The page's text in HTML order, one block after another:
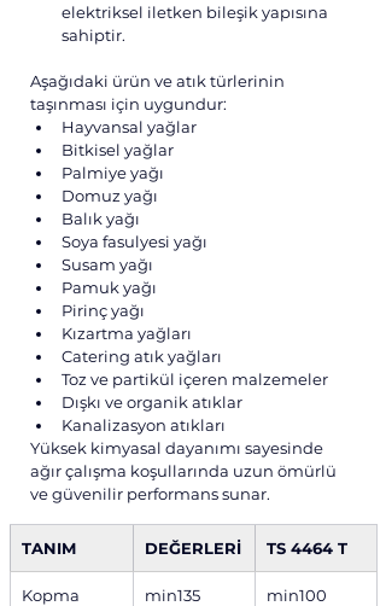
elektriksel iletken bileşik yapısına
sahiptir.
Aşağıdaki ürün ve atık türlerinin
taşınması için uygundur:
Hayvansal yağlar
Bitkisel yağlar
Palmiye yağı
Domuz yağı
Balık yağı
Soya fasulyesi yağı
Susam yağı
Pamuk yağı
Pirinç yağı
Kızartma yağları
Catering atık yağları
Toz ve partikül içeren malzemeler
Dışkı ve organik atıklar
Kanalizasyon atıkları
Yüksek kimyasal dayanımı sayesinde
ağır çalışma koşullarında uzun ömürlü
ve güvenilir performans sunar.
TANIM DEĞERLERİ TS 4464 T
Kopma
min135 min100